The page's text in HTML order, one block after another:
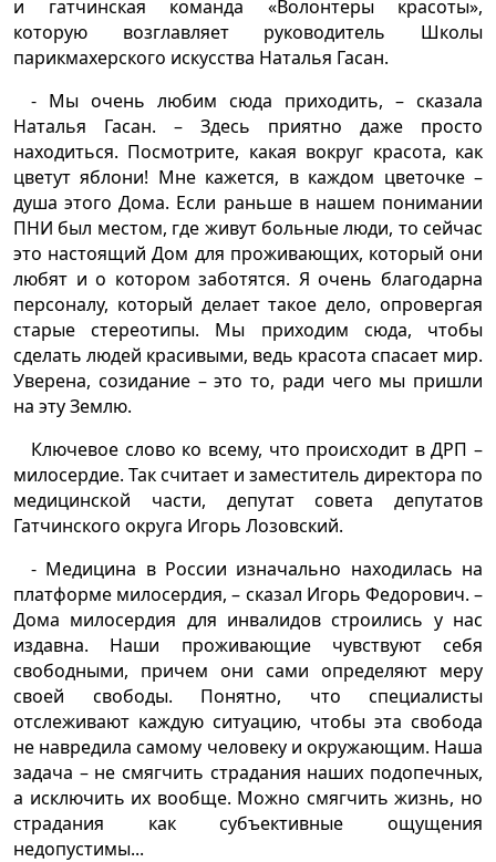
и гатчинская команда «Волонтеры красоты»,
которую возглавляет руководитель Школы
парикмахерского искусства Наталья Гасан.
- Мы очень любим сюда приходить, – сказала
Наталья Гасан. – Здесь приятно даже просто
находиться. Посмотрите, какая вокруг красота, как
цветут яблони! Мне кажется, в каждом цветочке –
душа этого Дома. Если раньше в нашем понимании
ПНИ был местом, где живут больные люди, то сейчас
это настоящий Дом для проживающих, который они
любят и о котором заботятся. Я очень благодарна
персоналу, который делает такое дело, опровергая
старые стереотипы. Мы приходим сюда, чтобы
сделать людей красивыми, ведь красота спасает мир.
Уверена, созидание – это то, ради чего мы пришли
на эту Землю.
Ключевое слово ко всему, что происходит в ДРП –
милосердие. Так считает и заместитель директора по
медицинской части, депутат совета депутатов
Гатчинского округа Игорь Лозовский.
- Медицина в России изначально находилась на
платформе милосердия, – сказал Игорь Федорович. –
Дома милосердия для инвалидов строились у нас
издавна. Наши проживающие чувствуют себя
свободными, причем они сами определяют меру
своей свободы. Понятно, что специалисты
отслеживают каждую ситуацию, чтобы эта свобода
не навредила самому человеку и окружающим. Наша
задача – не смягчить страдания наших подопечных,
а исключить их вообще. Можно смягчить жизнь, но
страдания как субъективные ощущения
недопустимы...